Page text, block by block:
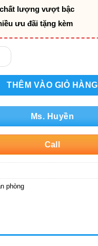
lượng vượt bậc
ưu đãi tặng kèm
số lượng
THÊM VÀO GIỎ HÀNG
Ms. Huyền
Call
phòng